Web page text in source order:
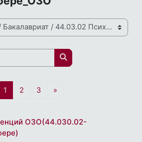
подготовки
Поиск курса
1 Страница 1
2 Страница 2
3Страница 3
»
ОЗО(44.030.02-